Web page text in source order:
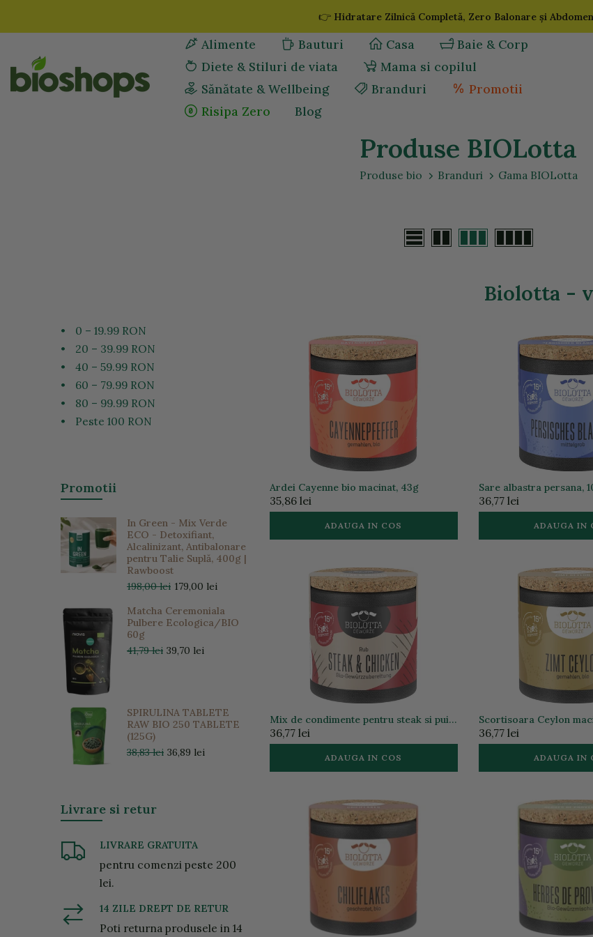
la
👉 Hidratare Zilnică Completă, Zero Balonare și
Alimente Bauturi Casa
Baie & Corp
Diete & Stiluri de viata
Mama si copilul
Sănătate & Wellbeing
Branduri
Promotii
Risipa Zero
Blog
Produse BIOLotta
Produse bio Branduri Gama BIOLotta
Biolotta -
Ardei Cayenne bio macinat, 43g
35,86 lei
ADAUGA IN COS
Sare albastra persana,
36,77 lei
ADAUGA IN
Mix de condimente pentru steak si pui,
50g
36,77 lei
ADAUGA IN COS
Scortisoara Ceylon
36,77 lei
ADAUGA IN
•
0 – 19.99 RON
•
20 – 39.99 RON
•
40 – 59.99 RON
•
60 – 79.99 RON
•
80 – 99.99 RON
•
Peste 100 RON
Promotii
In Green - Mix Verde
ECO - Detoxifiant,
Alcalinizant, Antibalonare
pentru Talie Suplă, 400g |
Rawboost
198,00 lei 179,00 lei
Matcha Ceremoniala
Pulbere Ecologica/BIO
60g
41,79 lei 39,70 lei
SPIRULINA TABLETE
RAW BIO 250 TABLETE
(125G)
38,83 lei 36,89 lei
Livrare si retur
LIVRARE GRATUITA
pentru comenzi peste 200
lei.
14 ZILE DREPT DE RETUR
Poti returna produsele in 14